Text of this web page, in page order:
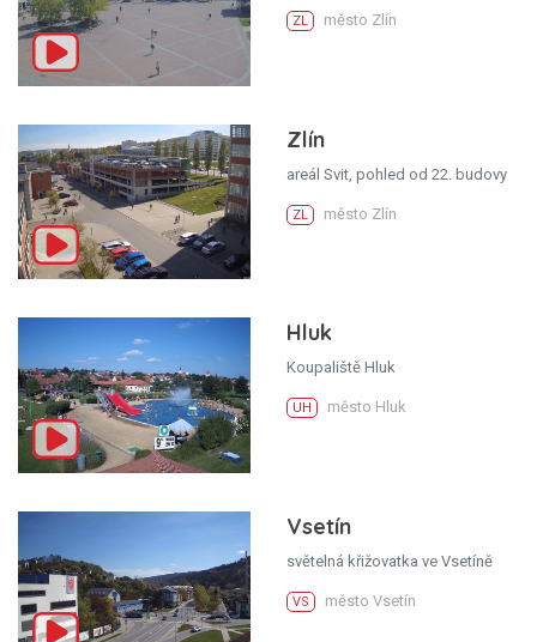
ZL město Zlín
Zlín
areál Svit, pohled od 22. budovy
ZL město Zlín
Hluk
Koupaliště Hluk
UH město Hluk
Vsetín
světelná křižovatka ve Vsetíně
VS město Vsetín